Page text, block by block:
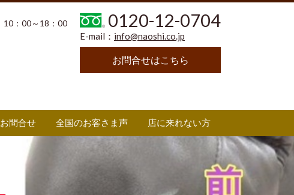
10：00～18：00 0120-12-0704
E-mail： info@naoshi.co.jp
お問合せはこちら
お問合せ 全国のお客さま声 店に来れない方